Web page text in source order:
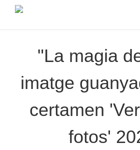
"La magia
imatge
certamen
fotos'